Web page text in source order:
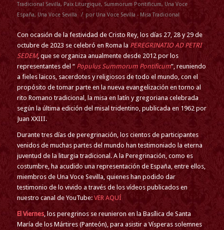
Tradicional Sevilla, Paix Liturgique, Summorum Pontificum, Una Voce
España, Una Voce Sevilla / por Una Voce Sevilla - Misa Tradicional
Con ocasión de la festividad de Cristo Rey, los días 27, 28 y 29 de
octubre de 2023 se celebró en Roma la PEREGRINATIO AD PETRI
SEDEM, que se organiza anualmente desde 2012 por los
representantes del “ Populus Summorum Pontificum”, reuniendo
a fieles laicos, sacerdotes y religiosos de todo el mundo, con el
propósito de tomar parte en la nueva evangelización en torno al
rito Romano tradicional, la misa en latín y gregoriana celebrada
según la última edición del misal tridentino, publicada en 1962 por
Juan XXIII.
Durante tres días de peregrinación, los cientos de participantes
venidos de muchas partes del mundo han testimoniado la eterna
juventud de la liturgia tradicional. A la Peregrinación, como es
costumbre, ha acudido una representación de España, entre ellos,
miembros de Una Voce Sevilla, quienes han podido dar
testimonio de lo vivido a través de los vídeos publicados en
nuestro canal de YouTube: VER AQUÍ
El Viernes, los peregrinos se reunieron en la Basílica de Santa
María de los Mártires (Panteón), para asistir a Vísperas solemnes